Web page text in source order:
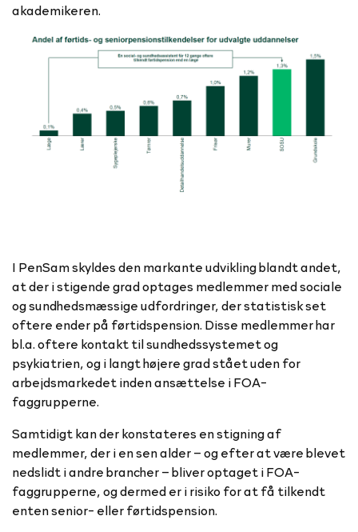
akademikeren.
I PenSam skyldes den markante udvikling blandt andet,
at der i stigende grad optages medlemmer med sociale
og sundhedsmæssige udfordringer, der statistisk set
oftere ender på førtidspension. Disse medlemmer har
bl.a. oftere kontakt til sundhedssystemet og
psykiatrien, og i langt højere grad stået uden for
arbejdsmarkedet inden ansættelse i FOA-
faggrupperne.
Samtidigt kan der konstateres en stigning af
medlemmer, der i en sen alder – og efter at være blevet
nedslidt i andre brancher – bliver optaget i FOA-
faggrupperne, og dermed er i risiko for at få tilkendt
enten senior- eller førtidspension.